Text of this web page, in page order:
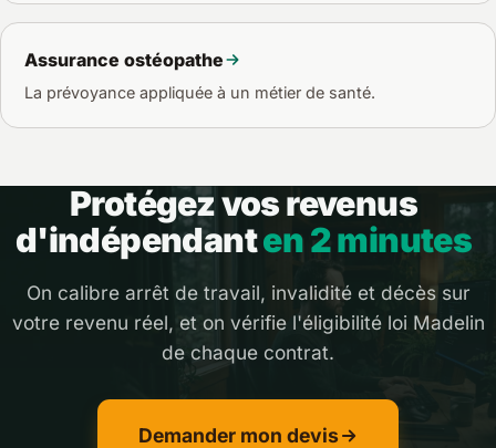
Assurance ostéopathe
La prévoyance appliquée à un métier de santé.
Protégez vos revenus
d'indépendanten 2 minutes
On calibre arrêt de travail, invalidité et décès sur
votre revenu réel, et on vérifie l'éligibilité loi Madelin
de chaque contrat.
Demander mon devis